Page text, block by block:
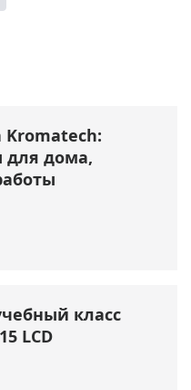
Kromatech:
для дома,
класс
LCD